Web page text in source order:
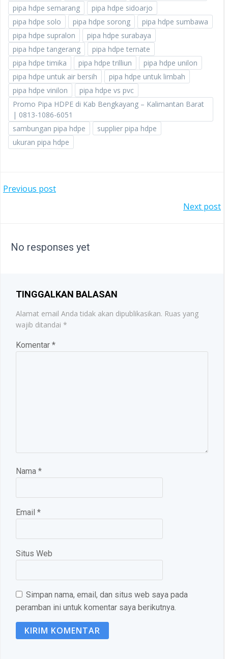
pipa hdpe semarang
pipa hdpe sidoarjo
pipa hdpe solo
pipa hdpe sorong
pipa hdpe sumbawa
pipa hdpe supralon
pipa hdpe surabaya
pipa hdpe tangerang
pipa hdpe ternate
pipa hdpe timika
pipa hdpe trilliun
pipa hdpe unilon
pipa hdpe untuk air bersih
pipa hdpe untuk limbah
pipa hdpe vinilon
pipa hdpe vs pvc
Promo Pipa HDPE di Kab Bengkayang – Kalimantan Barat
| 0813-1086-6051
sambungan pipa hdpe
supplier pipa hdpe
ukuran pipa hdpe
POST
Previous post
Next post
No responses yet
TINGGALKAN BALASAN
Alamat email Anda tidak akan dipublikasikan. Ruas yang
wajib ditandai *
Komentar *
Nama *
Email *
Situs Web
Simpan nama, email, dan situs web saya pada
peramban ini untuk komentar saya berikutnya.